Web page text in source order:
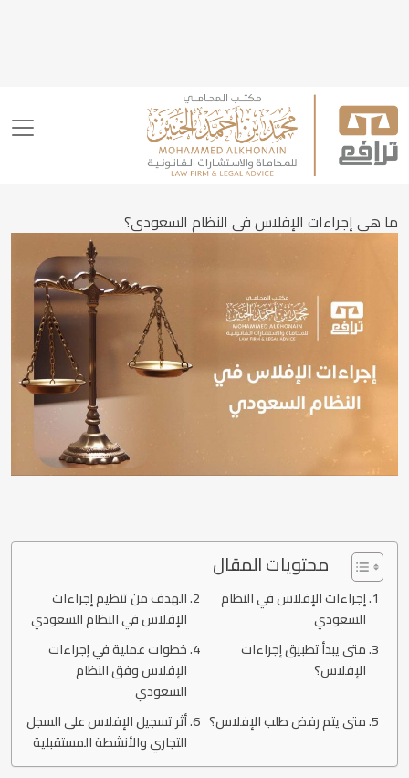
ما هي إجراءات الإفلاس في النظام السعودي؟
محتويات المقال
إجراءات الإفلاس في النظام
السعودي
الهدف من تنظيم إجراءات
الإفلاس في النظام السعودي
متى يبدأ تطبيق إجراءات
الإفلاس؟
خطوات عملية في إجراءات
الإفلاس وفق النظام
السعودي
متى يتم رفض طلب الإفلاس؟
أثر تسجيل الإفلاس على السجل
التجاري والأنشطة المستقبلية